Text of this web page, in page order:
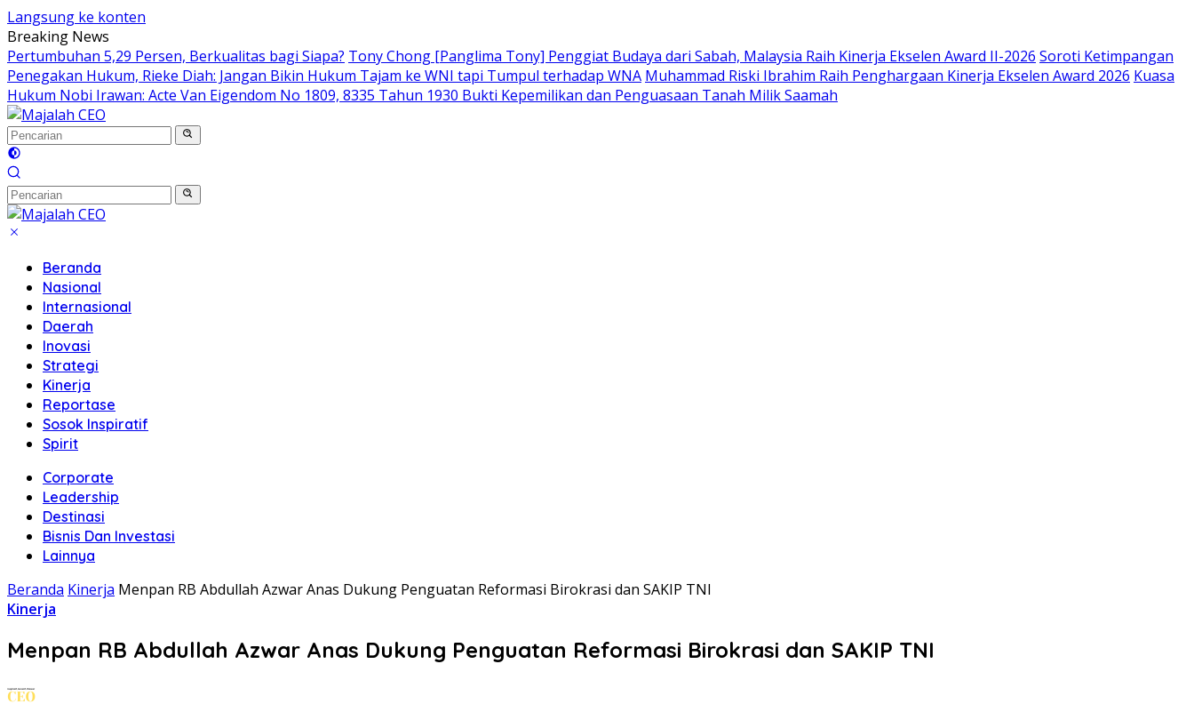
Langsung ke konten
Breaking News
Pertumbuhan 5,29 Persen, Berkualitas bagi Siapa? Tony Chong [Panglima Tony] Penggiat Budaya dari Sabah, Malaysia Raih Kinerja Ekselen Award II-2026 Soroti Ketimpangan
Penegakan Hukum, Rieke Diah: Jangan Bikin Hukum Tajam ke WNI tapi Tumpul terhadap WNA Muhammad Riski Ibrahim Raih Penghargaan Kinerja Ekselen Award 2026 Kuasa
Hukum Nobi Irawan: Acte Van Eigendom No 1809, 8335 Tahun 1930 Bukti Kepemilikan dan Penguasaan Tanah Milik Saamah
Beranda
Nasional
Internasional
Daerah
Inovasi
Strategi
Kinerja
Reportase
Sosok Inspiratif
Spirit
Corporate
Leadership
Destinasi
Bisnis Dan Investasi
Lainnya
Beranda Kinerja Menpan RB Abdullah Azwar Anas Dukung Penguatan Reformasi Birokrasi dan SAKIP TNI
Kinerja
Menpan RB Abdullah Azwar Anas Dukung Penguatan Reformasi Birokrasi dan SAKIP TNI